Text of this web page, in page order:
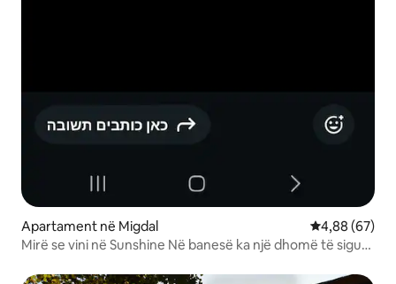
Apartament në Migdal Vlerësimi
4,88 (67)
Mirë se vini në Sunshine Në banesë ka një dhomë të sigurt